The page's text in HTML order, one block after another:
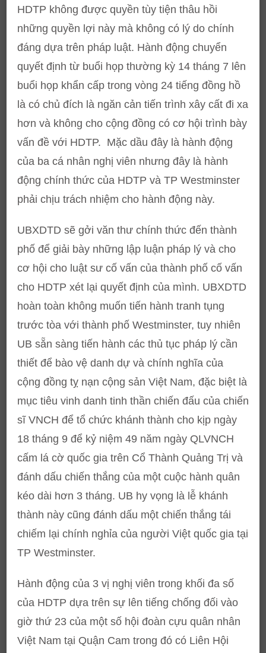
HDTP không được quyền tùy tiện thâu hồi
những quyền lợi này mà không có lý do chính
đáng dựa trên pháp luật. Hành động chuyển
quyết định từ buổi họp thường kỳ 14 tháng 7 lên
buổi họp khẩn cấp trong vòng 24 tiếng đồng hồ
là có chủ đích là ngăn cản tiến trình xây cất đi xa
hơn và không cho cộng đồng có cơ hội trình bày
vấn đề với HDTP. Mặc dầu đây là hành động
của ba cá nhân nghị viên nhưng đây là hành
động chính thức của HDTP và TP Westminster
phải chịu trách nhiệm cho hành động này.
UBXDTD sẽ gởi văn thư chính thức đến thành
phố để giải bày những lập luận pháp lý và cho
cơ hội cho luật sư cố vấn của thành phố cố vấn
cho HDTP xét lại quyết định của mình. UBXDTD
hoàn toàn không muốn tiến hành tranh tụng
trước tòa với thành phố Westminster, tuy nhiên
UB sẵn sàng tiến hành các thủ tục pháp lý cần
thiết để bào vệ danh dự và chính nghĩa của
cộng đồng tỵ nạn cộng sản Việt Nam, đặc biệt là
mục tiêu vinh danh tinh thần chiến đấu của chiến
sĩ VNCH để tổ chức khánh thành cho kịp ngày
18 tháng 9 để kỷ niệm 49 năm ngày QLVNCH
cấm lá cờ quốc gia trên Cổ Thành Quảng Trị và
đánh dấu chiến thắng của một cuộc hành quân
kéo dài hơn 3 tháng. UB hy vọng là lễ khánh
thành này cũng đánh dấu một chiến thắng tái
chiếm lại chính nghỉa của người Việt quốc gia tại
TP Westminster.
Hành động của 3 vị nghị viên trong khối đa số
của HDTP dựa trên sự lên tiếng chống đối vào
giờ thứ 23 của một số hội đoàn cựu quân nhân
Việt Nam tại Quận Cam trong đó có Liên Hội